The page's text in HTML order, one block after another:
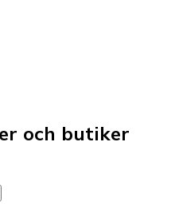
och butiker